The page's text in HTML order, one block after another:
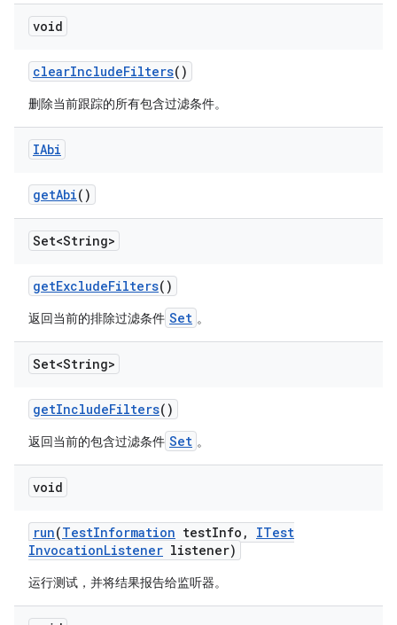
void
clearIncludeFilters()
删除当前跟踪的所有包含过滤条件。
IAbi
getAbi()
Set<String>
getExcludeFilters()
返回当前的排除过滤条件 Set 。
Set<String>
getIncludeFilters()
返回当前的包含过滤条件 Set 。
void
run(TestInformation testInfo ,
ITest
InvocationListener listener)
运行测试，并将结果报告给监听器。